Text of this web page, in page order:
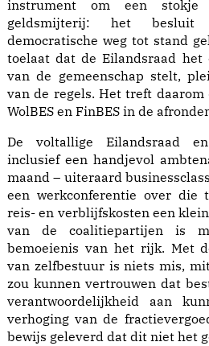
instrument om een
geldsmijterij: het
democratische weg tot stand
toelaat dat de Eilandsraad het
van de gemeenschap stelt,
van de regels. Het treft
WolBES en FinBES in de
De voltallige Eilandsraad
inclusief een handjevol
maand – uiteraard
een werkconferentie over die
reis- en verblijfskosten een
van de coalitiepartijen is
bemoeienis van het rijk. Met
van zelfbestuur is niets mis,
zou kunnen vertrouwen dat
verantwoordelijkheid aan
verhoging van de
bewijs geleverd dat dit niet het